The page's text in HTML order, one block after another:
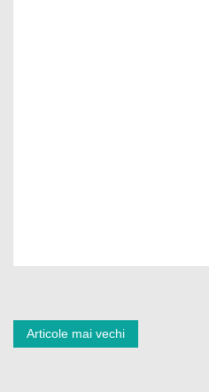
Navigare
Articole mai vechi